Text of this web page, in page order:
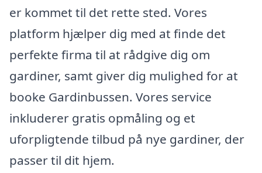
er kommet til det rette sted. Vores
platform hjælper dig med at finde det
perfekte firma til at rådgive dig om
gardiner, samt giver dig mulighed for at
booke Gardinbussen. Vores service
inkluderer gratis opmåling og et
uforpligtende tilbud på nye gardiner, der
passer til dit hjem.